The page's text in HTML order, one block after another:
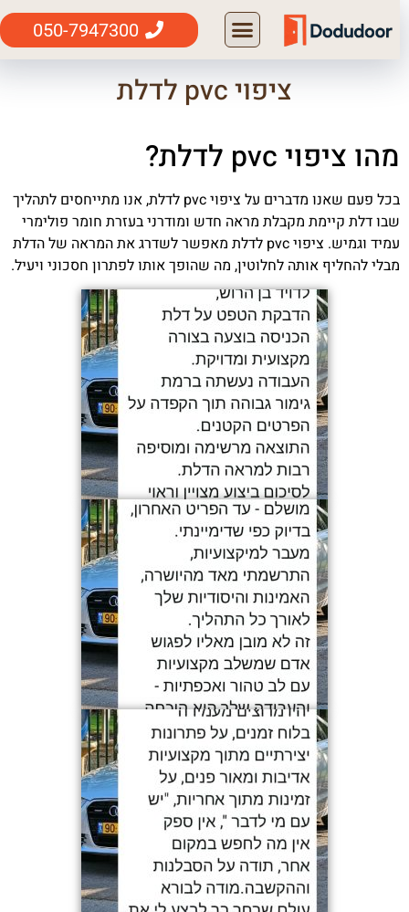
050-7947300
ציפוי pvc לדלת
מהו ציפוי pvc לדלת?
בכל פעם שאנו מדברים על ציפוי pvc לדלת, אנו מתייחסים לתהליך
שבו דלת קיימת מקבלת מראה חדש ומודרני בעזרת חומר פולימרי
עמיד וגמיש. ציפוי pvc לדלת מאפשר לשדרג את המראה של הדלת
מבלי להחליף אותה לחלוטין, מה שהופך אותו לפתרון חסכוני ויעיל.